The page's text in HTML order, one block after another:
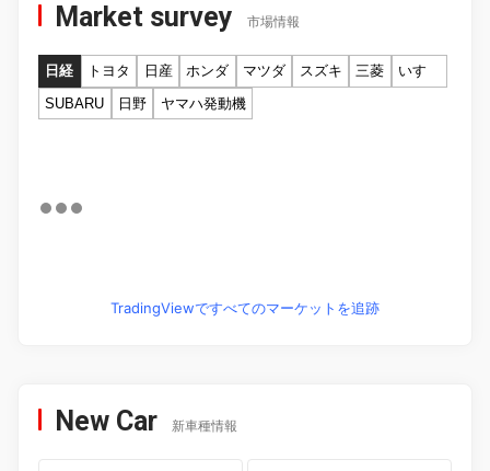
Market survey 市場情報
日経 トヨタ 日産 ホンダ マツダ スズキ 三菱
いすゞ
SUBARU
日野 ヤマハ発動機
TradingViewですべてのマーケットを追跡
New Car 新車種情報